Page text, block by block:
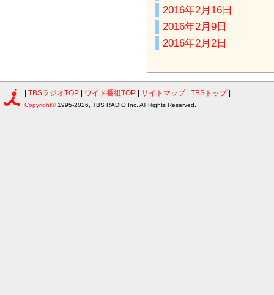
2016年2月16日
2016年2月9日
2016年2月2日
TBSラジオTOP ワイド番組TOP サイトマップ TBSトップ|
Copyright© 1995-2026, TBS RADIO,Inc. All Rights Reserved.